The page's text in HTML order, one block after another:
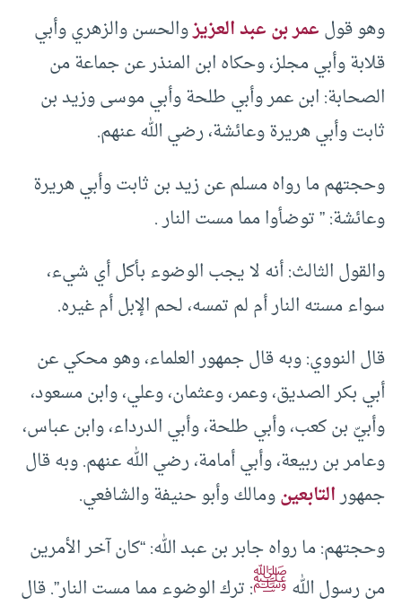
وهو قولعمر بن عبد العزيزوالحسن والزهري وأبي
قلابة وأبي مجلز، وحكاه ابن المنذر عن جماعة من
الصحابة: ابن عمر وأبي طلحة وأبي موسى وزيد بن
ثابت وأبي هريرة وعائشة، رضي الله عنهم.
وحجتهم ما رواه مسلم عن زيد بن ثابت وأبي هريرة
وعائشة: ” توضأوا مما مست النار .
والقول الثالث: أنه لا يجب الوضوء بأكل أي شيء،
سواء مسته النار أم لم تمسه، لحم الإبل أم غيره.
قال النووي: وبه قال جمهور العلماء، وهو محكي عن
أبي بكر الصديق، وعمر، وعثمان، وعلي، وابن مسعود،
وأبيّ بن كعب، وأبي طلحة، وأبي الدرداء، وابن عباس،
وعامر بن ربيعة، وأبي أمامة، رضي الله عنهم. وبه قال
جمهورالتابعينومالك وأبو حنيفة والشافعي.
وحجتهم: ما رواه جابر بن عبد الله: “كان آخر الأمرين
من رسول اللهﷺ: ترك الوضوء مما مست النار”. قال